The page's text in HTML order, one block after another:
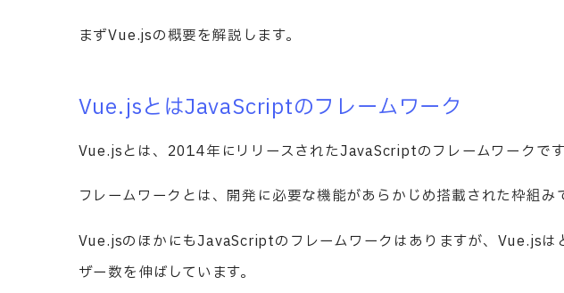
まずVue.jsの概要を解説します。
Vue.jsとはJavaScriptのフレームワーク
Vue.jsとは、2014年にリリースされたJavaScriptのフレームワークです
フレームワークとは、開発に必要な機能があらかじめ搭載された枠組み
Vue.jsのほかにもJavaScriptのフレームワークはありますが、Vue.jsは
ザー数を伸ばしています。